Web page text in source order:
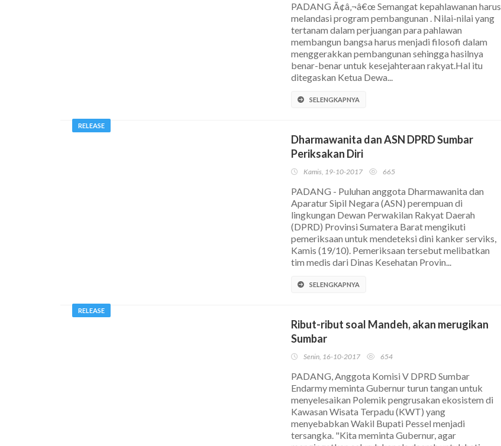
PADANG Ã¢â‚¬â€œ Semangat kepahlawanan harus
melandasi program pembangunan . Nilai-nilai yang
tertanam dalam perjuangan para pahlawan
membangun bangsa harus menjadi filosofi dalam
menggerakkan pembangunan sehingga hasilnya
benar-benar untuk kesejahteraan rakyat.Hal itu
ditegaskan Ketua Dewa...
SELENGKAPNYA
RELEASE
Dharmawanita dan ASN DPRD Sumbar
Periksakan Diri
Kamis, 19-10-2017 665
PADANG - Puluhan anggota Dharmawanita dan
Aparatur Sipil Negara (ASN) perempuan di
lingkungan Dewan Perwakilan Rakyat Daerah
(DPRD) Provinsi Sumatera Barat mengikuti
pemeriksaan untuk mendeteksi dini kanker serviks,
Kamis (19/10). Pemeriksaan tersebut melibatkan
tim medis dari Dinas Kesehatan Provin...
SELENGKAPNYA
RELEASE
Ribut-ribut soal Mandeh, akan merugikan
Sumbar
Senin, 16-10-2017 654
PADANG, Anggota Komisi V DPRD Sumbar
Endarmy meminta Gubernur turun tangan untuk
menyelesaikan Polemik pengrusakan ekosistem di
Kawasan Wisata Terpadu (KWT) yang
menyebabkan Wakil Bupati Pessel menjadi
tersangka. "Kita meminta Gubernur, agar